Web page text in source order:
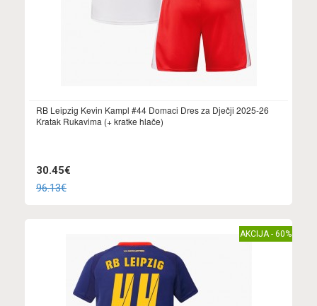
RB Leipzig Kevin Kampl #44 Domaci Dres za Dječji 2025-26
Kratak Rukavima (+ kratke hlače)
30.45€
96.13€
AKCIJA - 60%